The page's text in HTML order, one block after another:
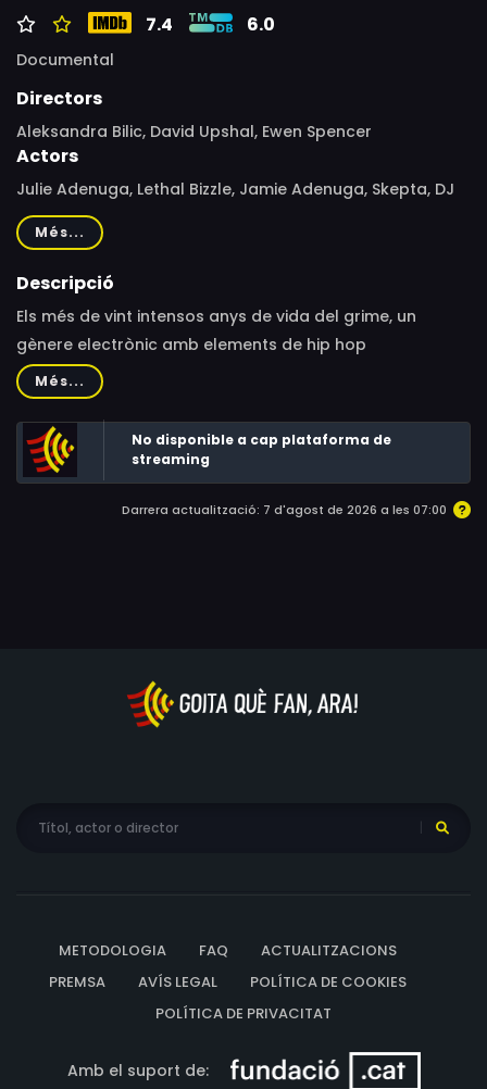
7.4 6.0
Documental
Directors
Aleksandra Bilic, David Upshal, Ewen Spencer
Actors
Julie Adenuga, Lethal Bizzle, Jamie Adenuga, Skepta, DJ
Target, Wiley, Ashley Walters, Jammer, Jon E Cash,
Tinchy Stryder, Kane Robinson, Dizzee Rascal, Chip,
Ghetts, Jarvis Cocker, Stormzy, D Double E
Més...
Descripció
Els més de vint intensos anys de vida del grime, un
gènere electrònic amb elements de hip hop
genuïnament londinenc, negre i de carrer, explicats a
ritme trepidant pels seus artífexs. L’escena sound
system, ràdios pirates, autoedició, batalles de MCs que
circulaven en DVD, clandestinitat, assetjament
governamental i el seu atzarós però imparable impacte
en el mainstream i en la cultura moderna del Regne Unit.
Més...
No disponible a cap plataforma de
streaming
Darrera actualització: 7 d'agost de 2026 a les 07:00
METODOLOGIA FAQ
ACTUALITZACIONS
PREMSA
AVÍS LEGAL
POLÍTICA DE COOKIES
POLÍTICA DE PRIVACITAT
Amb el suport de: